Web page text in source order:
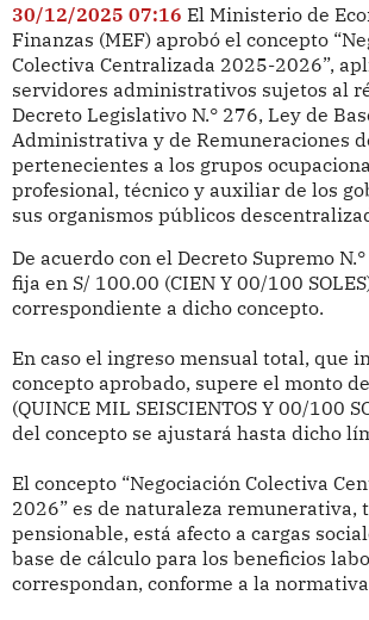
30/12/2025 07:16 El Ministerio de
Finanzas (MEF) aprobó el concepto
Colectiva Centralizada 2025-2026”,
servidores administrativos sujetos al
Decreto Legislativo N.° 276, Ley de
Administrativa y de Remuneraciones
pertenecientes a los grupos
profesional, técnico y auxiliar de los
sus organismos públicos
De acuerdo con el Decreto Supremo
fija en S/ 100.00 (CIEN Y 00/100
correspondiente a dicho concepto.
En caso el ingreso mensual total, que
concepto aprobado, supere el monto
(QUINCE MIL SEISCIENTOS Y 00/100
del concepto se ajustará hasta dicho
El concepto “Negociación Colectiva
2026” es de naturaleza remunerativa,
pensionable, está afecto a cargas
base de cálculo para los beneficios
correspondan, conforme a la